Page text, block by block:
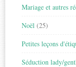
Mariage et autres
Noël (25)
Petites leçons
Séduction lady/